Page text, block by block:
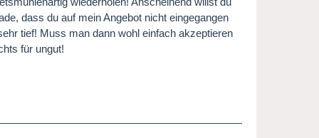
dass du auf mein Angebot nicht eingegangen
tief! Muss man dann wohl einfach akzeptieren
für ungut!